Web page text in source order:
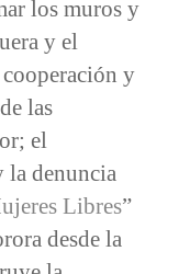
los muros y
y el
y
las
el
la denuncia
Libres”
desde la